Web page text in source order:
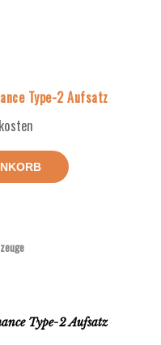
Type-2 Aufsatz
Type-2 Aufsatz